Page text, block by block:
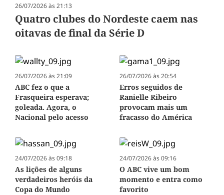
26/07/2026 às 21:13
Quatro clubes do Nordeste caem nas
oitavas de final da Série D
26/07/2026 às 21:09
ABC fez o que a
Frasqueira esperava;
goleada. Agora, o
Nacional pelo acesso
26/07/2026 às 20:54
Erros seguidos de
Ranielle Ribeiro
provocam mais um
fracasso do América
24/07/2026 às 09:18
As lições de alguns
verdadeiros heróis da
Copa do Mundo
24/07/2026 às 09:16
O ABC vive um bom
momento e entra como
favorito